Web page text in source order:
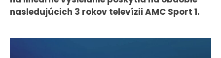
KONTAKT
nasledujúcich 3 rokov televízii AMC Sport 1.